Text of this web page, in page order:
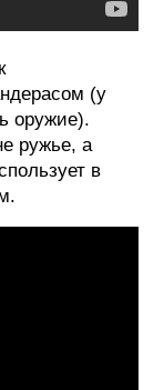
(у
оружие).
ружье, а
в